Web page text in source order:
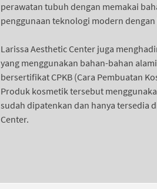
perawatan tubuh dengan memakai
penggunaan teknologi modern
Larissa Aesthetic Center juga
yang menggunakan bahan-bahan
bersertifikat CPKB (Cara Pembuatan
Produk kosmetik tersebut
sudah dipatenkan dan hanya tersedia
Center.